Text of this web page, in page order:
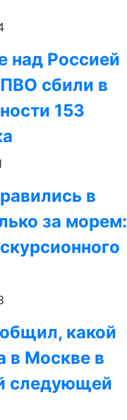
над Россией
сбили в
153
в
за морем:
какой
в Москве в
следующей